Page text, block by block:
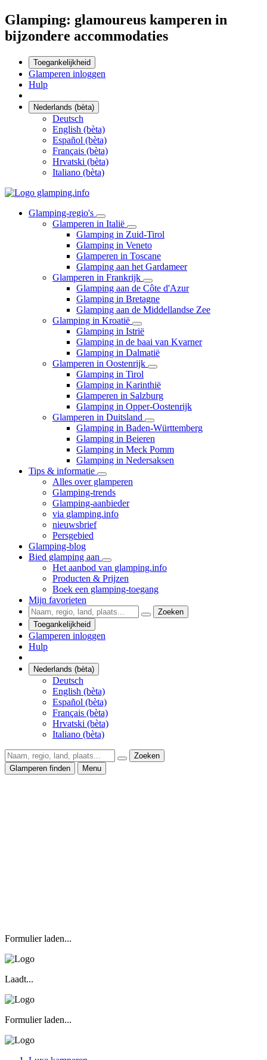
Glamping: glamoureus kamperen in
bijzondere accommodaties
Toegankelijkheid
Glamperen inloggen
Hulp
Nederlands (bèta)
Deutsch
English (bèta)
Español (bèta)
Français (bèta)
Hrvatski (bèta)
Italiano (bèta)
Glamping-regio's
Glamperen in Italië
Glamping in Zuid-Tirol
Glamping in Veneto
Glamperen in Toscane
Glamping aan het Gardameer
Glamperen in Frankrijk
Glamping aan de Côte d'Azur
Glamping in Bretagne
Glamping aan de Middellandse Zee
Glamping in Kroatië
Glamping in Istrië
Glamping in de baai van Kvarner
Glamping in Dalmatië
Glamperen in Oostenrijk
Glamping in Tirol
Glamping in Karinthië
Glamperen in Salzburg
Glamping in Opper-Oostenrijk
Glamperen in Duitsland
Glamping in Baden-Württemberg
Glamping in Beieren
Glamping in Meck Pomm
Glamping in Nedersaksen
Tips & informatie
Alles over glamperen
Glamping-trends
Glamping-aanbieder
via glamping.info
nieuwsbrief
Persgebied
Glamping-blog
Bied glamping aan
Het aanbod van glamping.info
Producten & Prijzen
Boek een glamping-toegang
Mijn favorieten
Zoeken
Toegankelijkheid
Glamperen inloggen
Hulp
Nederlands (bèta)
Deutsch
English (bèta)
Español (bèta)
Français (bèta)
Hrvatski (bèta)
Italiano (bèta)
Zoeken
Glamperen finden
Menu
Formulier laden...
Laadt...
Formulier laden...